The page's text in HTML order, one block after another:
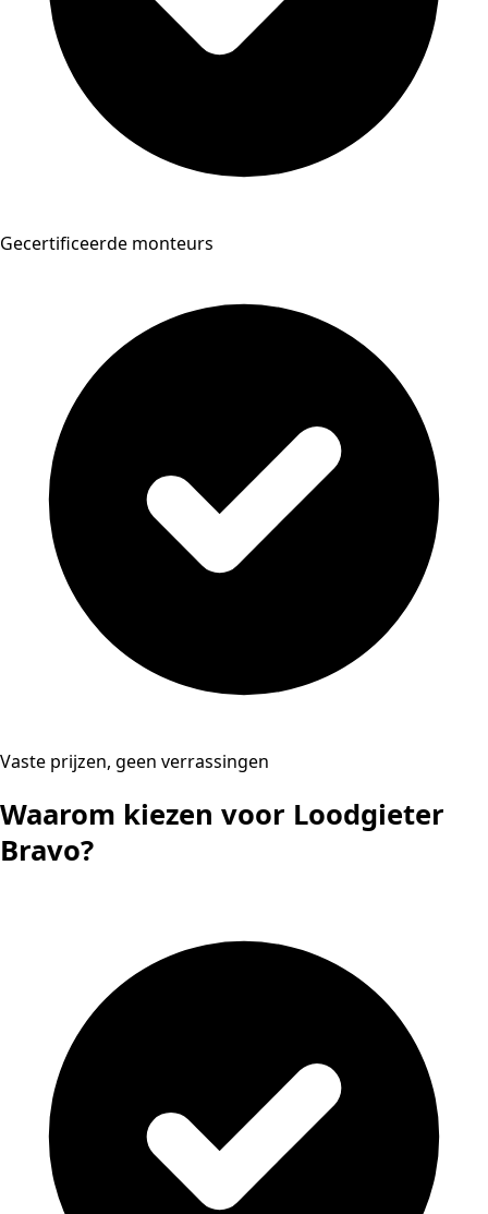
Gecertificeerde monteurs
Vaste prijzen, geen verrassingen
Waarom kiezen voor Loodgieter
Bravo?